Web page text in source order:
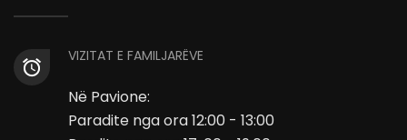
VIZITAT E FAMILJARËVE
Në Pavione:
Paradite nga ora 12:00 - 13:00